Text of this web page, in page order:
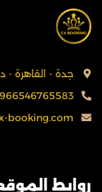
جدة - القاهرة -
booking.com
روابط